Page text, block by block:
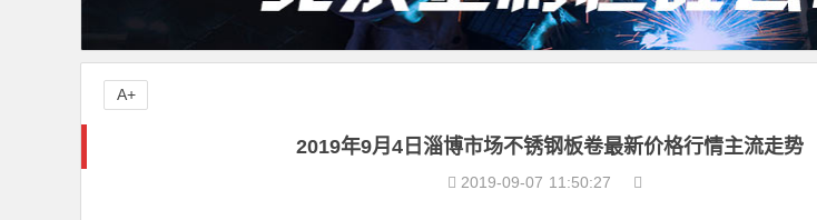
2019年9月4日淄博市场不锈钢板卷最新价格行情主流走势
2019-09-07 11:50:27
A+